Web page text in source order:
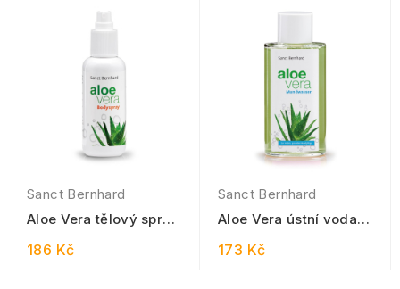
Sanct Bernhard
Aloe Vera tělový sprej
186 Kč
Sanct Bernhard
Aloe Vera ústní voda
173 Kč